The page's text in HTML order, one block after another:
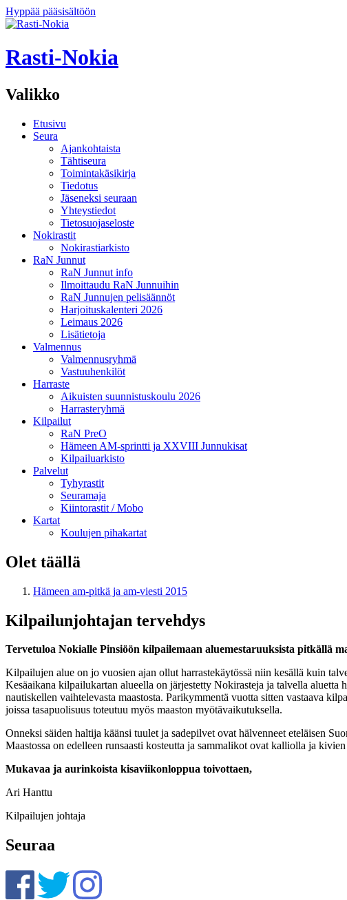
Hyppää pääsisältöön
Rasti-Nokia
Valikko
Etusivu
Seura
Ajankohtaista
Tähtiseura
Toimintakäsikirja
Tiedotus
Jäseneksi seuraan
Yhteystiedot
Tietosuojaseloste
Nokirastit
Nokirastiarkisto
RaN Junnut
RaN Junnut info
Ilmoittaudu RaN Junnuihin
RaN Junnujen pelisäännöt
Harjoituskalenteri 2026
Leimaus 2026
Lisätietoja
Valmennus
Valmennusryhmä
Vastuuhenkilöt
Harraste
Aikuisten suunnistuskoulu 2026
Harrasteryhmä
Kilpailut
RaN PreO
Hämeen AM-sprintti ja XXVIII Junnukisat
Kilpailuarkisto
Palvelut
Tyhyrastit
Seuramaja
Kiintorastit / Mobo
Kartat
Koulujen pihakartat
Olet täällä
Hämeen am-pitkä ja am-viesti 2015
Kilpailunjohtajan tervehdys
Tervetuloa Nokialle Pinsiöön kilpailemaan aluemestaruuksista pitkällä
Kilpailujen alue on jo vuosien ajan ollut harrastekäytössä niin kesällä kuin
Kesäaikana kilpailukartan alueella on järjestetty Nokirasteja ja talvella
nautiskellen vaihtelevasta maastosta. Parikymmentä vuotta sitten vastaava
joissa tasapuolisuus toteutuu myös maaston myötävaikutuksella.
Onneksi säiden haltija käänsi tuulet ja sadepilvet ovat hälvenneet eteläisen
Maastossa on edelleen runsaasti kosteutta ja sammalikot ovat kalliolla ja
Mukavaa ja aurinkoista kisaviikonloppua toivottaen,
Ari Hanttu
Kilpailujen johtaja
Seuraa